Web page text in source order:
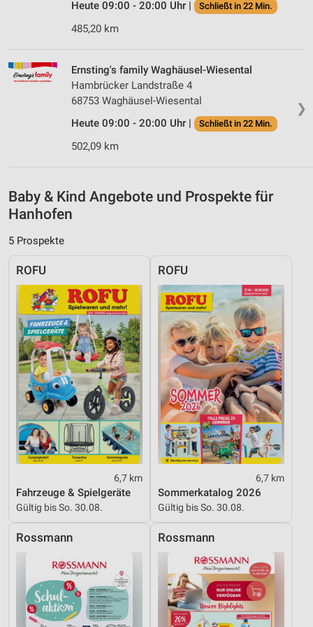
Heute 09:00 - 20:00 Uhr |
Schließt in 22 Min.
485,20 km
❯
Ernsting's family Waghäusel-Wiesental
Hambrücker Landstraße 4
68753 Waghäusel-Wiesental
Heute 09:00 - 20:00 Uhr |
Schließt in 22 Min.
502,09 km
Baby & Kind Angebote und Prospekte für
Hanhofen
5 Prospekte
ROFU
6,7 km
Fahrzeuge & Spielgeräte
Gültig bis So. 30.08.
ROFU
6,7 km
Sommerkatalog 2026
Gültig bis So. 30.08.
Rossmann Rossmann
personalisierter Werbung
Verwendung von Profilen zur Auswahl
personalisierter Inhalte
Messung der Werbeleistung
Messung der Performance von Inhalten
Kombinationen von Daten aus verschiedenen
Quellen
Inhalten
IAB-Besonderheiten:
Verwendung genauer Standortdaten
Geräte anhand von aktiv angeforderten
Informationen identifizieren
Nicht-IAB-Verarbeitungszwecke:
Notwendig
Performance
Funktional
Werbung